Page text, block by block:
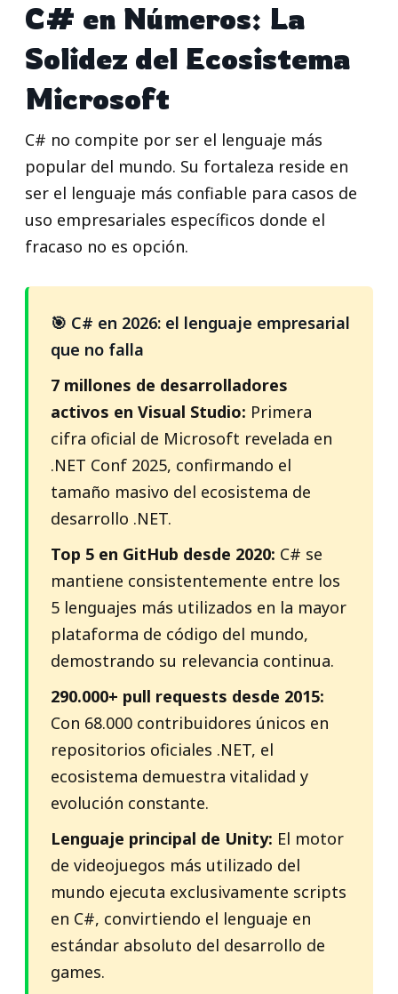
C# en Números: La
Solidez del Ecosistema
Microsoft
C# no compite por ser el lenguaje más
popular del mundo. Su fortaleza reside en
ser el lenguaje más confiable para casos de
uso empresariales específicos donde el
fracaso no es opción.
🎯 C# en 2026: el lenguaje empresarial
que no falla
7 millones de desarrolladores
activos en Visual Studio: Primera
cifra oficial de Microsoft revelada en
.NET Conf 2025, confirmando el
tamaño masivo del ecosistema de
desarrollo .NET.
Top 5 en GitHub desde 2020: C# se
mantiene consistentemente entre los
5 lenguajes más utilizados en la mayor
plataforma de código del mundo,
demostrando su relevancia continua.
290.000+ pull requests desde 2015:
Con 68.000 contribuidores únicos en
repositorios oficiales .NET, el
ecosistema demuestra vitalidad y
evolución constante.
Lenguaje principal de Unity: El motor
de videojuegos más utilizado del
mundo ejecuta exclusivamente scripts
en C#, convirtiendo el lenguaje en
estándar absoluto del desarrollo de
games.